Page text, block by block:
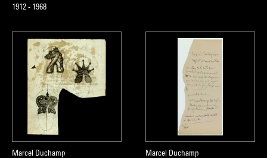
1912 - 1968
Marcel Duchamp
Marcel Duchamp